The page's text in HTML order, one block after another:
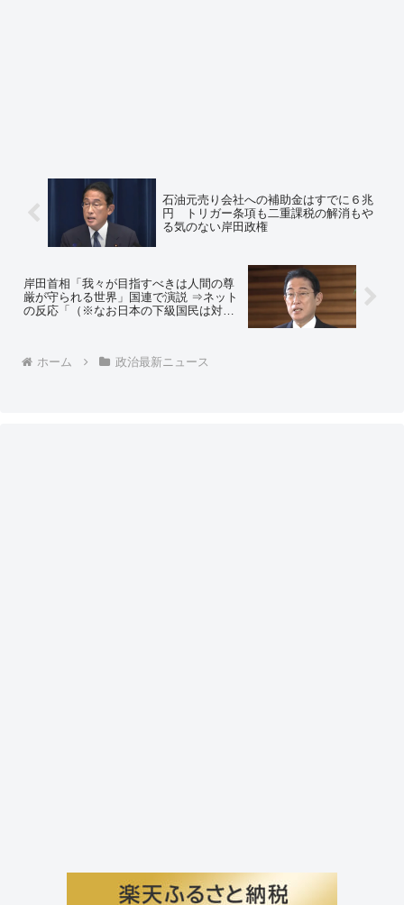
石油元売り会社への補助金はすでに６兆
円 トリガー条項も二重課税の解消もや
る気のない岸田政権
岸田首相「我々が目指すべきは人間の尊
厳が守られる世界」国連で演説 ⇒ネット
の反応「（※なお日本の下級国民は対象
ホーム
政治最新ニュース